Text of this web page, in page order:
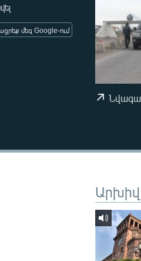
6 ՇԱԲԱԹՆԵՐԸ
մեզ Google-ում
Արխիվ